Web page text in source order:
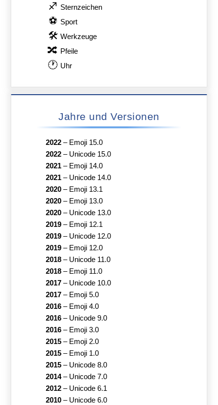
♐ Sternzeichen
⚽ Sport
🛠 Werkzeuge
🔀 Pfeile
🕐 Uhr
Jahre und Versionen
2022– Emoji 15.0
2022– Unicode 15.0
2021– Emoji 14.0
2021– Unicode 14.0
2020– Emoji 13.1
2020– Emoji 13.0
2020– Unicode 13.0
2019– Emoji 12.1
2019– Unicode 12.0
2019– Emoji 12.0
2018– Unicode 11.0
2018– Emoji 11.0
2017– Unicode 10.0
2017– Emoji 5.0
2016– Emoji 4.0
2016– Unicode 9.0
2016– Emoji 3.0
2015– Emoji 2.0
2015– Emoji 1.0
2015– Unicode 8.0
2014– Unicode 7.0
2012– Unicode 6.1
2010– Unicode 6.0